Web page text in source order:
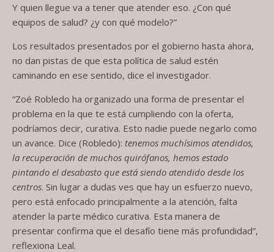
Y quien llegue va a tener que atender eso. ¿Con qué
equipos de salud? ¿y con qué modelo?”
Los resultados presentados por el gobierno hasta ahora,
no dan pistas de que esta política de salud estén
caminando en ese sentido, dice el investigador.
“Zoé Robledo ha organizado una forma de presentar el
problema en la que te está cumpliendo con la oferta,
podríamos decir, curativa. Esto nadie puede negarlo como
un avance. Dice (Robledo): tenemos muchísimos atendidos,
la recuperación de muchos quirófanos, hemos estado
pintando el desabasto que está siendo atendido desde los
centros. Sin lugar a dudas ves que hay un esfuerzo nuevo,
pero está enfocado principalmente a la atención, falta
atender la parte médico curativa. Esta manera de
presentar confirma que el desafío tiene más profundidad”,
reflexiona Leal.